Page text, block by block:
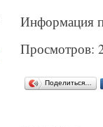
Информация
Просмотров:
Поделиться…